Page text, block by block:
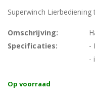
Superwinch Lierbediening
Omschrijving:
Specificaties:
-
-
Op voorraad